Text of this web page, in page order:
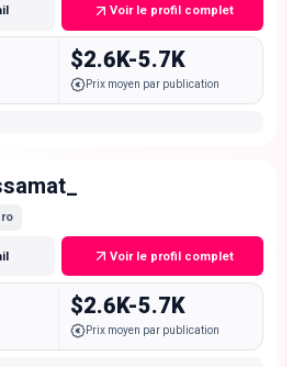
Voir le profil complet
$2.6K-5.7K
Prix moyen par publication
Voir le profil complet
$2.6K-5.7K
Prix moyen par publication